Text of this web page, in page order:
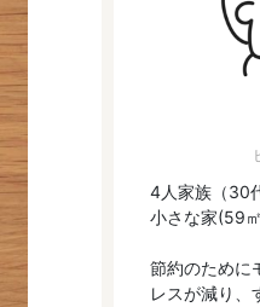
4人家族（30
小さな家(59
節約のために
レスが減り、